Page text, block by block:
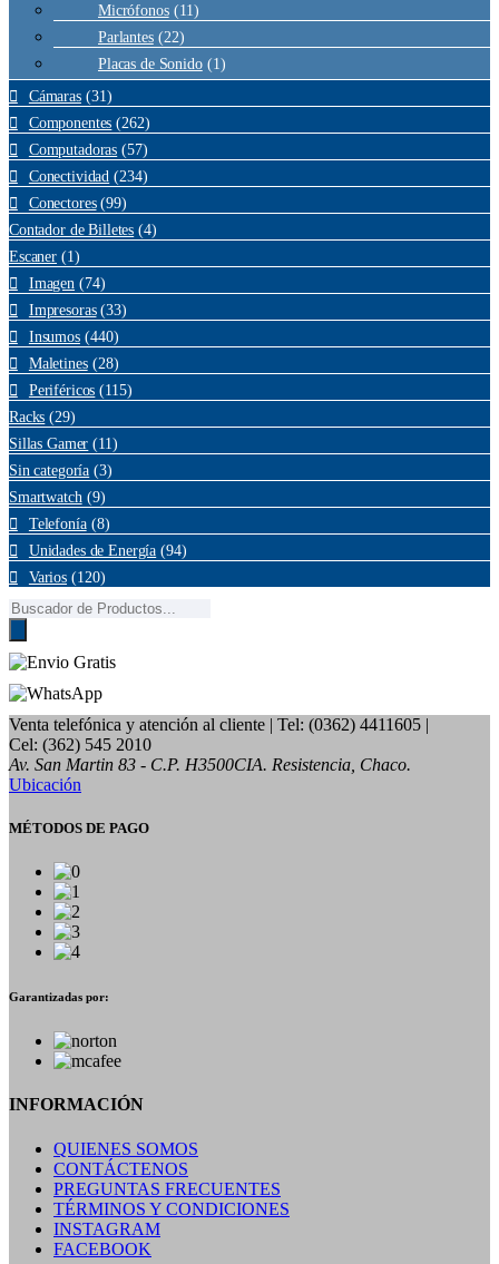
Micrófonos (11)
Parlantes (22)
Placas de Sonido (1)
Cámaras (31)
Componentes (262)
Computadoras (57)
Conectividad (234)
Conectores (99)
Contador de Billetes (4)
Escaner (1)
Imagen (74)
Impresoras (33)
Insumos (440)
Maletines (28)
Periféricos (115)
Racks (29)
Sillas Gamer (11)
Sin categoría (3)
Smartwatch (9)
Telefonía (8)
Unidades de Energía (94)
Varios (120)
Búsqueda
de
productos
Venta telefónica y atención al cliente | Tel: (0362) 4411605 |
Cel: (362) 545 2010
Av. San Martin 83 - C.P. H3500CIA. Resistencia, Chaco.
Ubicación
MÉTODOS DE PAGO
Garantizadas por:
INFORMACIÓN
QUIENES SOMOS
CONTÁCTENOS
PREGUNTAS FRECUENTES
TÉRMINOS Y CONDICIONES
INSTAGRAM
FACEBOOK